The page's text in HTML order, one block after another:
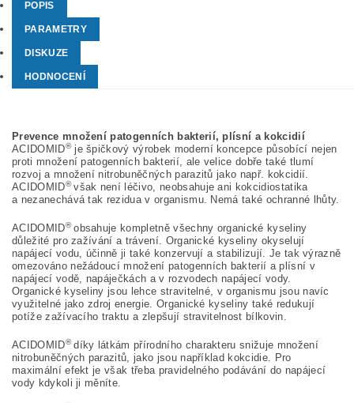
POPIS
PARAMETRY
DISKUZE
HODNOCENÍ
Prevence množení patogenních bakterií, plísní a kokcidií
ACIDOMID®je špičkový výrobek moderní koncepce působící nejen
proti množení patogenních bakterií, ale velice dobře také tlumí
rozvoj a množení nitrobuněčných parazitů jako např. kokcidií.
ACIDOMID®však není léčivo, neobsahuje ani kokcidiostatika
a nezanechává tak rezidua v organismu. Nemá také ochranné lhůty.
ACIDOMID® obsahuje kompletně všechny organické kyseliny
důležité pro zažívání a trávení. Organické kyseliny okyselují
napájecí vodu, účinně ji také konzervují a stabilizují. Je tak výrazně
omezováno nežádoucí množení patogenních bakterií a plísní v
napájecí vodě, napáječkách a v rozvodech napájecí vody.
Organické kyseliny jsou lehce stravitelné, v organismu jsou navíc
využitelné jako zdroj energie. Organické kyseliny také redukují
potíže zažívacího traktu a zlepšují stravitelnost bílkovin.
ACIDOMID® díky látkám přírodního charakteru snižuje množení
nitrobuněčných parazitů, jako jsou například kokcidie. Pro
maximální efekt je však třeba pravidelného podávání do napájecí
vody kdykoli ji měníte.